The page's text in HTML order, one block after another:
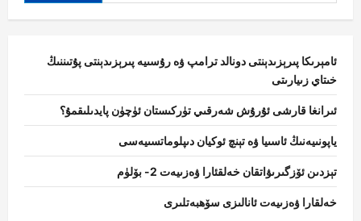
مىنىستىرلىرى
كابۇلدا
كېڭەيتىشنى
مۇزاكىرە
ئامېرىكا پىرېزىدېنتى دونالد ترامپ ۋە رۇسىيە پىرېزىدېنتى پۇتىننىڭ
خىتاي زىيارىتى
ئىرانغا قارشى ئۇرۇش شەرقىي تۈركىستان ئۈچۈن پايدىلىقمۇ؟
ياپونىيەنىڭ ئاسىيا ۋە تېنچ ئوكيان دىپلوماتسىيەسى
تېزدىن ئۆزگىرىۋاتقان خەلقئارا ۋەزىيەت 2- بۆلۈم
خەلقارا ۋەزىيەت ئانالىزى سۆھبەتلىرى